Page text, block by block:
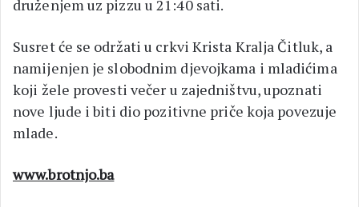
druženjem uz pizzu u 21:40 sati.
Susret će se održati u crkvi Krista Kralja Čitluk, a
namijenjen je slobodnim djevojkama i mladićima
koji žele provesti večer u zajedništvu, upoznati
nove ljude i biti dio pozitivne priče koja povezuje
mlade.
www.brotnjo.ba